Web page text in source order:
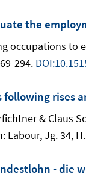
the
occupations
294.
rises
& Claus
Jg. 34,
- die